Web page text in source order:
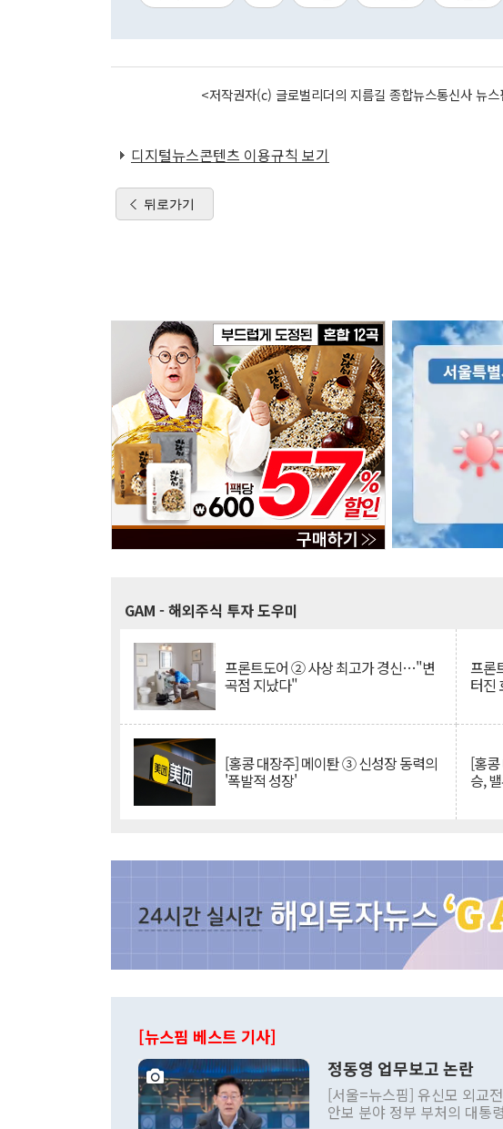
<저작권자(c) 글로벌리더의 지름길 종합뉴스통신사 뉴
디지털뉴스콘텐츠 이용규칙 보기
뒤로가기
GAM - 해외주식 투자 도우미
프론트도어 ② 사상 최고가 경신…"변
곡점 지났다"
프론
터진
[홍콩 대장주] 메이퇀 ③ 신성장 동력의
'폭발적 성장'
[홍
승,
[뉴스핌 베스트 기사]
정동영 업무보고 논란
[서울=뉴스핌] 유신모 외교
안보 분야 정부 부처의 대통